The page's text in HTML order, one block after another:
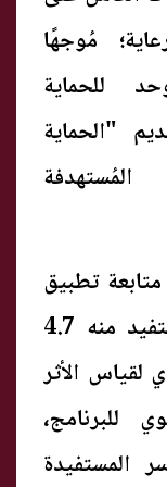
مُوجهًا
للحماية
"الحماية
المُستهدفة
تطبيق
برنامج تكافل وكرامة الذي تستفيد منه 4.7
لقياس الأثر
للبرنامج،
المستفيدة